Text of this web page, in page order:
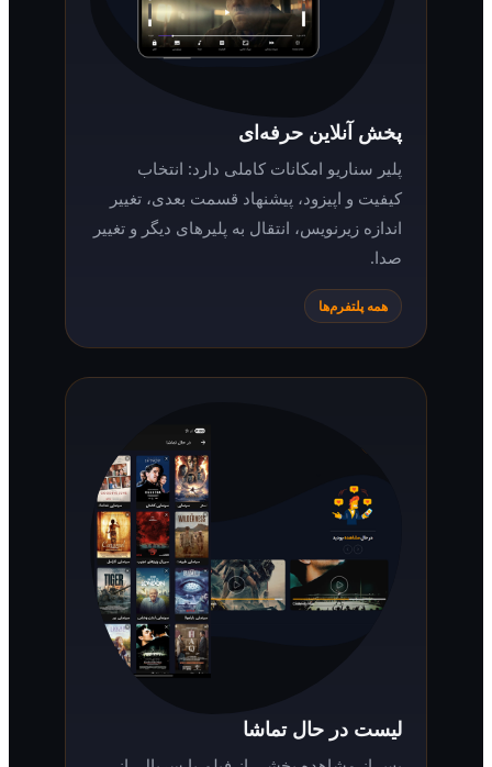
پخش آنلاین حرفه‌ای
پلیر سناریو امکانات کاملی دارد: انتخاب
کیفیت و اپیزود، پیشنهاد قسمت بعدی، تغییر
اندازه زیرنویس، انتقال به پلیرهای دیگر و تغییر
همه پلتفرم‌ها
لیست در حال تماشا